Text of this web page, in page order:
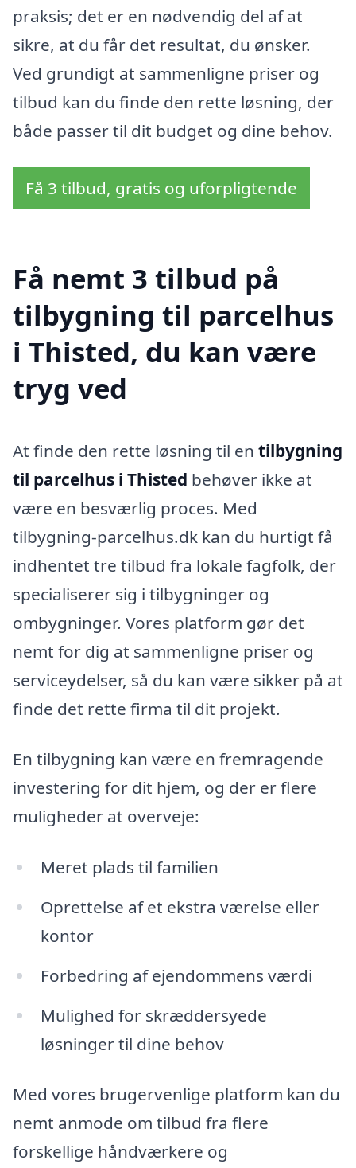
praksis; det er en nødvendig del af at
sikre, at du får det resultat, du ønsker.
Ved grundigt at sammenligne priser og
tilbud kan du finde den rette løsning, der
både passer til dit budget og dine behov.
Få 3 tilbud, gratis og uforpligtende
Få nemt 3 tilbud på
tilbygning til parcelhus
i Thisted, du kan være
tryg ved
At finde den rette løsning til en tilbygning
til parcelhus i Thisted behøver ikke at
være en besværlig proces. Med
tilbygning-parcelhus.dk kan du hurtigt få
indhentet tre tilbud fra lokale fagfolk, der
specialiserer sig i tilbygninger og
ombygninger. Vores platform gør det
nemt for dig at sammenligne priser og
serviceydelser, så du kan være sikker på at
finde det rette firma til dit projekt.
En tilbygning kan være en fremragende
investering for dit hjem, og der er flere
muligheder at overveje:
Meret plads til familien
Oprettelse af et ekstra værelse eller
kontor
Forbedring af ejendommens værdi
Mulighed for skræddersyede
løsninger til dine behov
Med vores brugervenlige platform kan du
nemt anmode om tilbud fra flere
forskellige håndværkere og